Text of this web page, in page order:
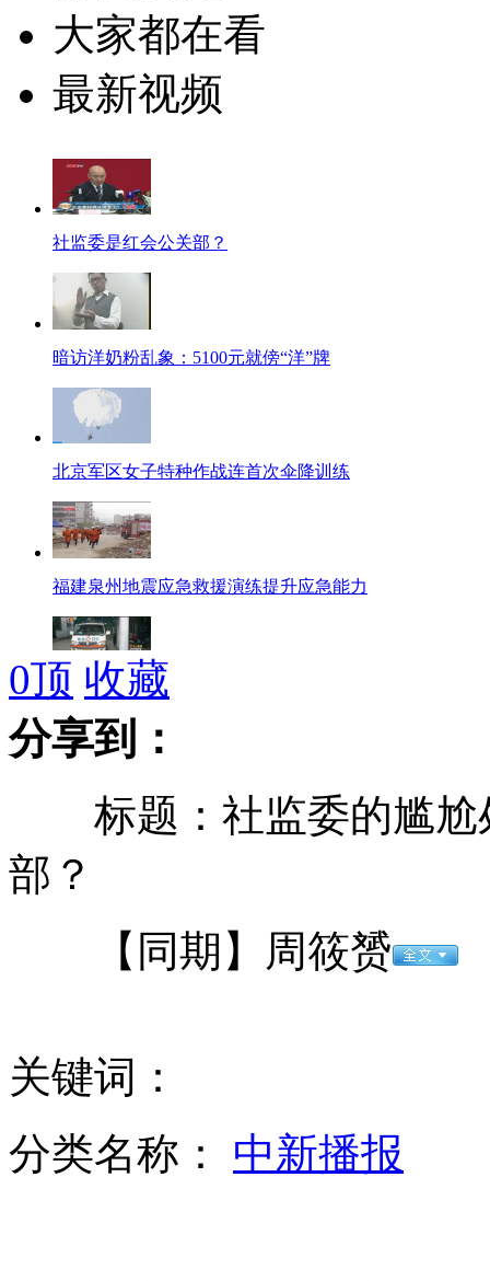
大家都在看
最新视频
社监委是红会公关部？
暗访洋奶粉乱象：5100元就傍“洋”牌
北京军区女子特种作战连首次伞降训练
福建泉州地震应急救援演练提升应急能力
珠海斗门120司机误将病人胃管接氧气瓶致死
广东疑似公务车撞人 挂住孕妇疯狂逃逸
北京园博会：异国风情园林抢先看
六旬翁送26岁女友奔驰现金后仍被洗劫
0顶 收藏
分享到：
标题：社监委的尴尬
部？
【同期】周筱赟
关键词：
分类名称： 中新播报